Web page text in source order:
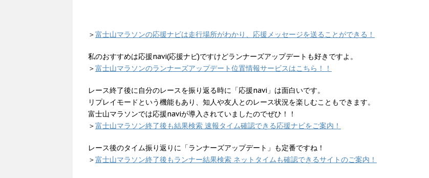
＞富士山マラソンの応援ナビは走行場所がわかり、応援メッセージを送ることができる！
私のおすすめは応援navi(応援ナビ)ですけどランナーズアップデートも好きですよ。
＞富士山マラソンのランナーズアップデート位置情報サービスはこちら！！
レース終了後に自分のレースを振り返る時に「応援navi」は面白いです。
リプレイモードという機能もあり、知人や友人とのレース状況を楽しむこともできます。
富士山マラソンでは応援naviが導入されていましたのでぜひ！！
＞富士山マラソン終了後も結果検索 速報タイム確認できる応援ナビをご案内！
レース後のタイム振り返りに「ランナーズアップデート」も定番ですね！
＞富士山マラソン終了後もランナー結果検索 ネットタイムも確認できるサイトのご案内！